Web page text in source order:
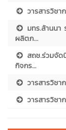
วารสารวิช
มทร.ล้านนา
ผลิตภ...
สถช.ร่วมจัด
กิจกร...
วารสารวิช
วารสารวิช